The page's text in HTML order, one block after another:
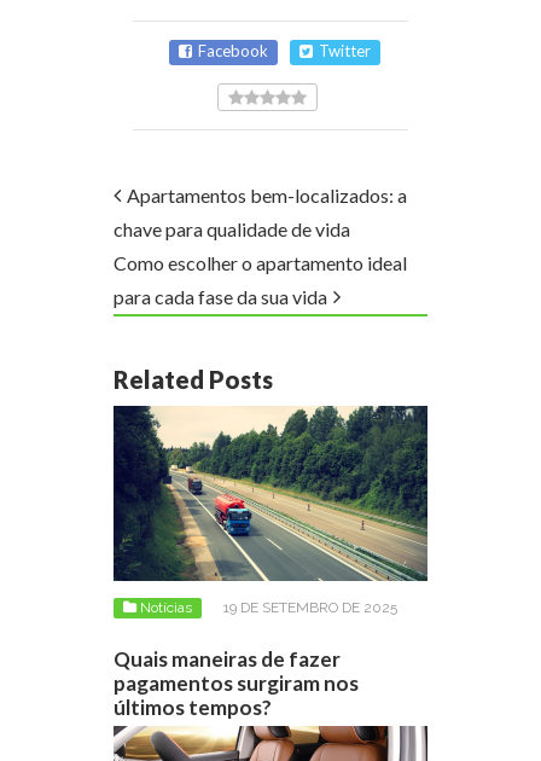
Facebook Twitter
Apartamentos bem-localizados: a
chave para qualidade de vida
Como escolher o apartamento ideal
para cada fase da sua vida
Related Posts
Notícias 19 DE SETEMBRO DE 2025
Quais maneiras de fazer
pagamentos surgiram nos
últimos tempos?